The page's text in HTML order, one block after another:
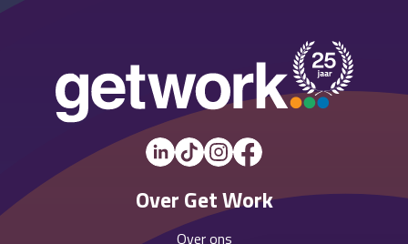
Over Get Work
Over ons